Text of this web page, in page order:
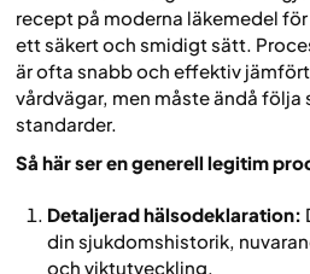
recept på moderna läkemedel
ett säkert och smidigt sätt.
är ofta snabb och effektiv
vårdvägar, men måste ändå följa
standarder.
Så här ser en generell legitim
Detaljerad hälsodeklaration:
din sjukdomshistorik,
och viktutveckling.